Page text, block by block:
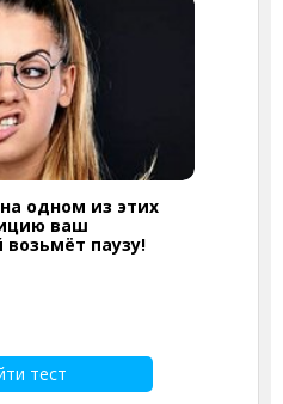
одном из этих
ваш
возьмёт паузу!
тест